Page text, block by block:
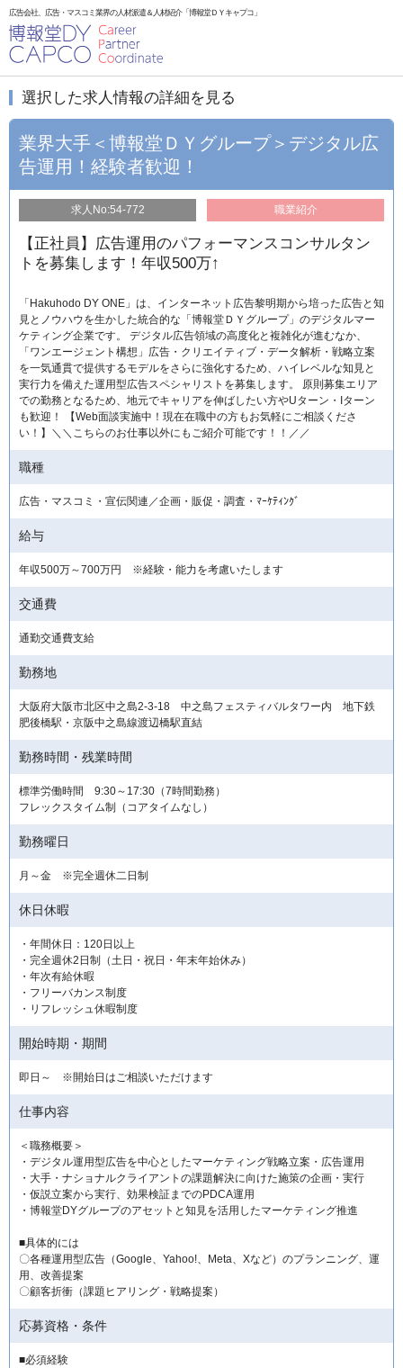
広告会社、広告・マスコミ業界の人材派遣＆人材紹介「博報堂ＤＹキャプコ」
選択した求人情報の詳細を見る
業界大手＜博報堂ＤＹグループ＞デジタル広
告運用！経験者歓迎！
求人No:54-772 職業紹介
【正社員】広告運用のパフォーマンスコンサルタン
トを募集します！年収500万↑
「Hakuhodo DY ONE」は、インターネット広告黎明期から培った広告と知
見とノウハウを生かした統合的な「博報堂ＤＹグループ」のデジタルマー
ケティング企業です。 デジタル広告領域の高度化と複雑化が進むなか、
「ワンエージェント構想」広告・クリエイティブ・データ解析・戦略立案
を一気通貫で提供するモデルをさらに強化するため、ハイレベルな知見と
実行力を備えた運用型広告スペシャリストを募集します。 原則募集エリア
での勤務となるため、地元でキャリアを伸ばしたい方やUターン・Iターン
も歓迎！ 【Web面談実施中！現在在職中の方もお気軽にご相談くださ
い！】＼＼こちらのお仕事以外にもご紹介可能です！！／／
職種
広告・マスコミ・宣伝関連／企画・販促・調査・ﾏｰｹﾃｨﾝｸﾞ
給与
年収500万～700万円 ※経験・能力を考慮いたします
交通費
通勤交通費支給
勤務地
大阪府大阪市北区中之島2-3-18 中之島フェスティバルタワー内 地下鉄
肥後橋駅・京阪中之島線渡辺橋駅直結
勤務時間・残業時間
標準労働時間 9:30～17:30（7時間勤務）
フレックスタイム制（コアタイムなし）
勤務曜日
月～金 ※完全週休二日制
休日休暇
・年間休日：120日以上
・完全週休2日制（土日・祝日・年末年始休み）
・年次有給休暇
・フリーバカンス制度
・リフレッシュ休暇制度
開始時期・期間
即日～ ※開始日はご相談いただけます
仕事内容
＜職務概要＞
・デジタル運用型広告を中心としたマーケティング戦略立案・広告運用
・大手・ナショナルクライアントの課題解決に向けた施策の企画・実行
・仮説立案から実行、効果検証までのPDCA運用
・博報堂DYグループのアセットと知見を活用したマーケティング推進
■具体的には
〇各種運用型広告（Google、Yahoo!、Meta、Xなど）のプランニング、運
用、改善提案
〇顧客折衝（課題ヒアリング・戦略提案）
応募資格・条件
■必須経験